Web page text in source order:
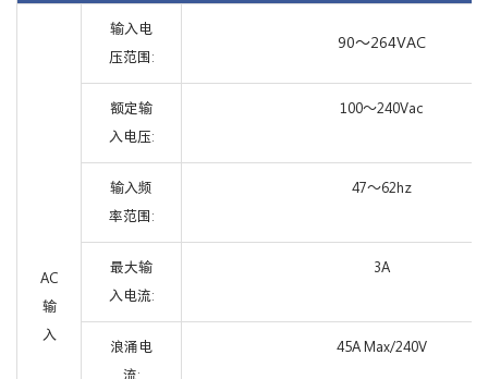
AC
输
入
输入电
压范围:
90～264VAC
额定输
入电压:
100～240Vac
输入频
率范围:
47～62hz
最大输
入电流:
3A
浪涌电
流:
45A Max/240V